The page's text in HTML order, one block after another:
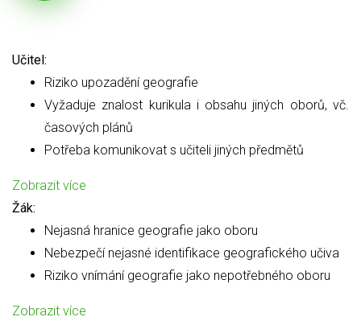
Učitel:
Riziko upozadění geografie
Vyžaduje znalost kurikula i obsahu jiných oborů, vč.
časových plánů
Potřeba komunikovat s učiteli jiných předmětů
Zobrazit více
Žák:
Nejasná hranice geografie jako oboru
Nebezpečí nejasné identifikace geografického učiva
Riziko vnímání geografie jako nepotřebného oboru
Zobrazit více